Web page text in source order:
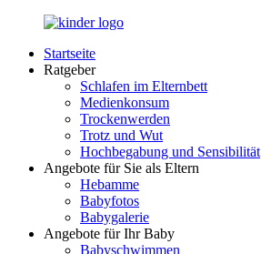
Zurück
Inhalt
LuckyKids.de
Das
Nachwuchs
Startseite
Ratgeber
Schlafen im Elternbett
Medienkonsum
Trockenwerden
Trotz und Wut
Hochbegabung und Sensibilität
Angebote für Sie als Eltern
Hebamme
Babyfotos
Babygalerie
Angebote für Ihr Baby
Babyschwimmen